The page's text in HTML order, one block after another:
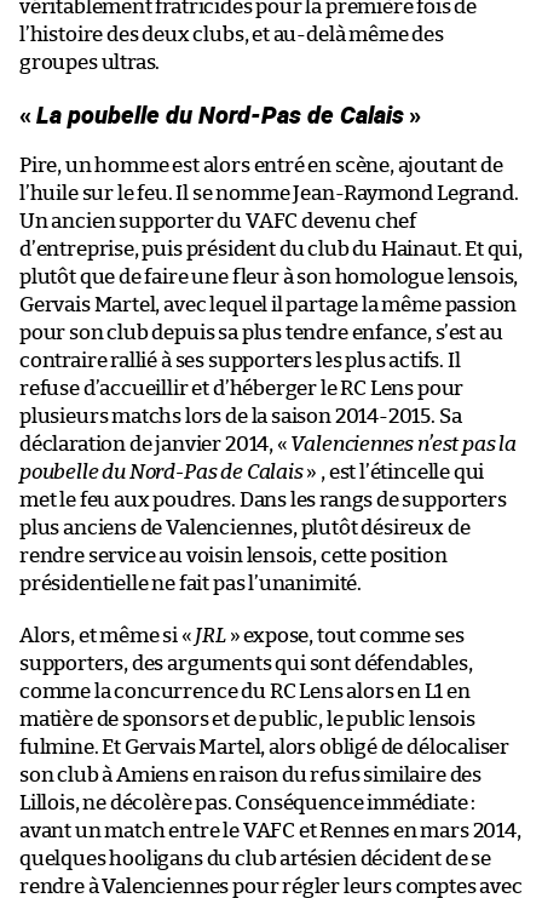
véritablement fratricides pour la première fois de
l’histoire des deux clubs, et au-delà même des
groupes ultras.
«La poubelle du Nord-Pas de Calais»
Pire, un homme est alors entré en scène, ajoutant de
l’huile sur le feu. Il se nomme Jean-Raymond Legrand.
Un ancien supporter du VAFC devenu chef
d’entreprise, puis président du club du Hainaut. Et qui,
plutôt que de faire une fleur à son homologue lensois,
Gervais Martel, avec lequel il partage la même passion
pour son club depuis sa plus tendre enfance, s’est au
contraire rallié à ses supporters les plus actifs. Il
refuse d’accueillir et d’héberger le RC Lens pour
plusieurs matchs lors de la saison 2014-2015. Sa
déclaration de janvier 2014, « Valenciennes n’est pas la
poubelle du Nord-Pas de Calais» , est l’étincelle qui
met le feu aux poudres. Dans les rangs de supporters
plus anciens de Valenciennes, plutôt désireux de
rendre service au voisin lensois, cette position
présidentielle ne fait pas l’unanimité.
Alors, et même si « JRL» expose, tout comme ses
supporters, des arguments qui sont défendables,
comme la concurrence du RC Lens alors en L1 en
matière de sponsors et de public, le public lensois
fulmine. Et Gervais Martel, alors obligé de délocaliser
son club à Amiens en raison du refus similaire des
Lillois, ne décolère pas. Conséquence immédiate :
avant un match entre le VAFC et Rennes en mars 2014,
quelques hooligans du club artésien décident de se
rendre à Valenciennes pour régler leurs comptes avec